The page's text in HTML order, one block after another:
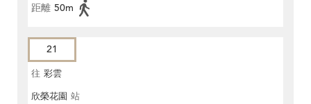
距離 50m
21
往 彩雲
欣榮花園 站